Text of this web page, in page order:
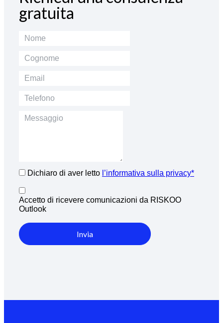
gratuita
Dichiaro di aver letto l’informativa sulla privacy*
Accetto di ricevere comunicazioni da RISKOO
Outlook
Invia